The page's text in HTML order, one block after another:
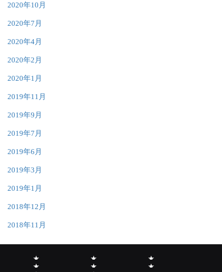
2020年10月
2020年7月
2020年4月
2020年2月
2020年1月
2019年11月
2019年9月
2019年7月
2019年6月
2019年3月
2019年1月
2018年12月
2018年11月